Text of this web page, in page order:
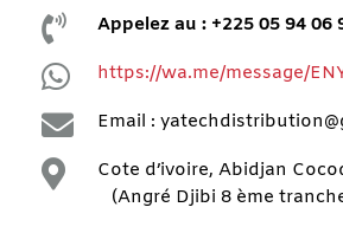
 Appelez au : +225 05 94 06
 https://wa.me/message/
 Email :

Cote d’ivoire, Abidjan
(Angré Djibi 8 ème